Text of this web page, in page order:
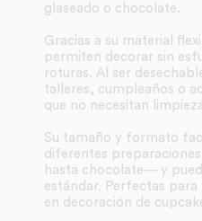
glaseado o chocolate.
Gracias a su material
permiten decorar sin
roturas. Al ser
talleres, cumpleaños o
que no necesitan
Su tamaño y formato
diferentes
hasta chocolate— y
estándar. Perfectas
en decoración de